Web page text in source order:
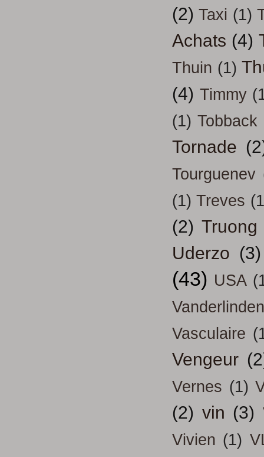
(2) Taxi (1)
Achats (4)
Thuin (1)
(4) Timmy
(1) Tobback
Tornade
Tourguenev
(1) Treves
(2) Truong
Uderzo (3)
(43) USA
Vanderlinden
Vasculaire
Vengeur
Vernes (1)
(2) vin (3)
Vivien (1)